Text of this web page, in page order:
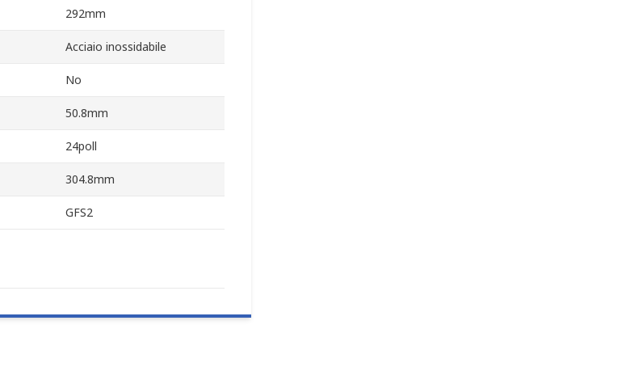
292mm
Acciaio inossidabile
No
50.8mm
24poll
304.8mm
GFS2